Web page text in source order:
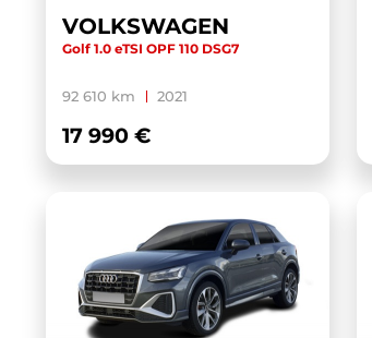
VOLKSWAGEN
Golf 1.0 eTSI OPF 110 DSG7
92 610 km 2021
17 990 €